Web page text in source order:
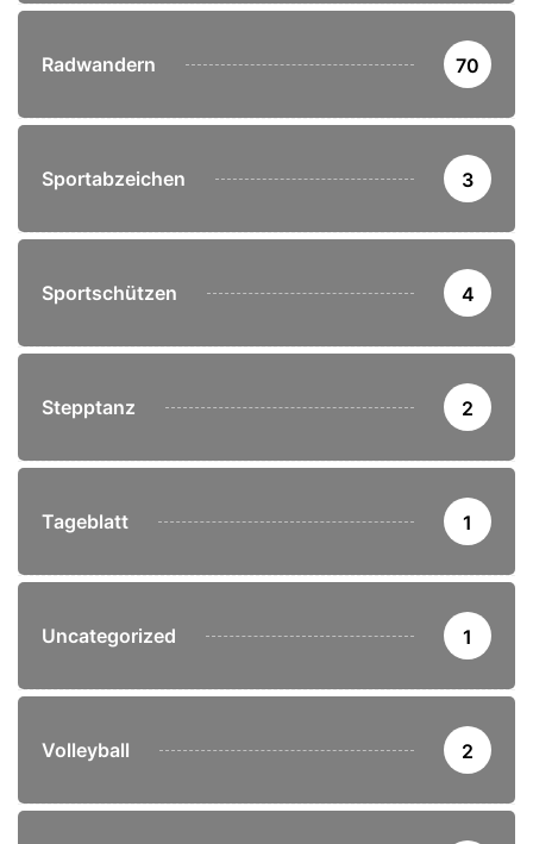
Radwandern 70
Sportabzeichen 3
Sportschützen 4
Stepptanz 2
Tageblatt 1
Uncategorized 1
Volleyball 2